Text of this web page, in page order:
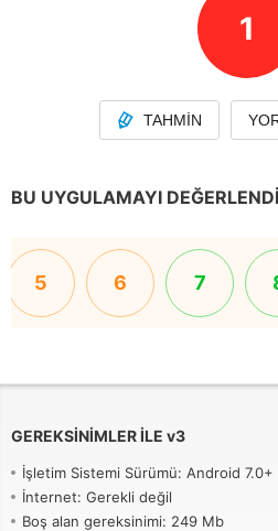
1
TAHMIN
BU UYGULAMAYI
5 6 7
GEREKSINIMLER ILE v3
İşletim Sistemi Sürümü: Android 7.0+
İnternet: Gerekli değil
Boş alan gereksinimi: 249 Mb